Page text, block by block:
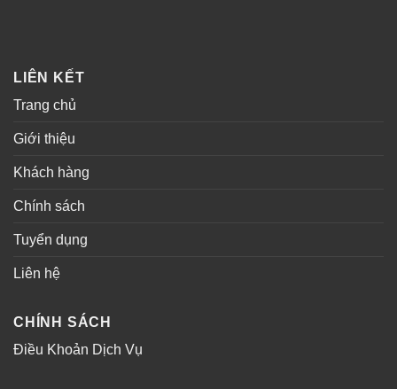
LIÊN KẾT
Trang chủ
Giới thiệu
Khách hàng
Chính sách
Tuyển dụng
Liên hệ
CHÍNH SÁCH
Điều Khoản Dịch Vụ